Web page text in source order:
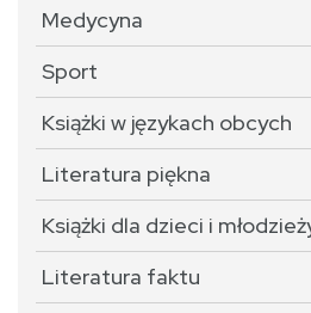
Medycyna
Sport
Książki w językach obcych
Literatura piękna
Książki dla dzieci i
Literatura faktu